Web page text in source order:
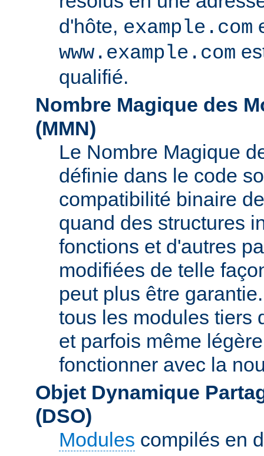
d'hôte, example.com
www.example.com
qualifié.
Nombre Magique des
(MMN)
Le Nombre Magique
définie dans le code
compatibilité binaire
quand des structures
fonctions et d'autres
modifiées de telle
peut plus être
tous les modules tiers
et parfois même
fonctionner avec la
Objet Dynamique
(DSO)
Modules compilés en